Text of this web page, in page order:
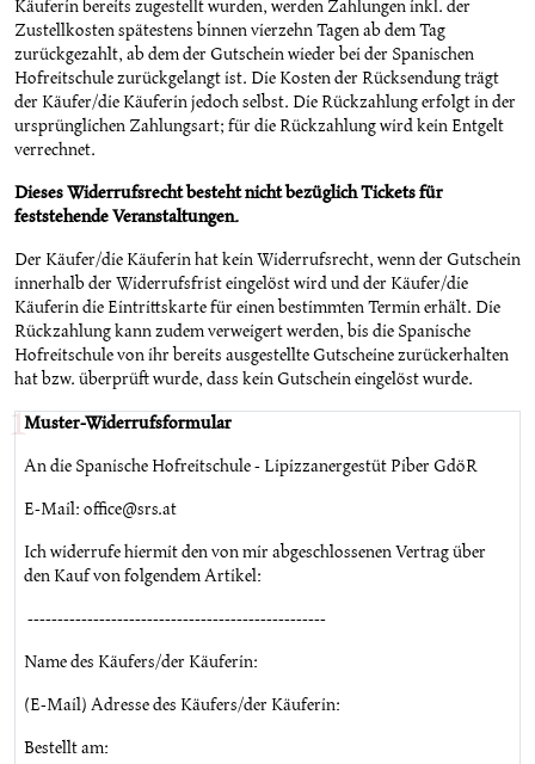
Käuferin bereits zugestellt wurden, werden Zahlungen inkl. der
Zustellkosten spätestens binnen vierzehn Tagen ab dem Tag
zurückgezahlt, ab dem der Gutschein wieder bei der Spanischen
Hofreitschule zurückgelangt ist. Die Kosten der Rücksendung trägt
der Käufer/die Käuferin jedoch selbst. Die Rückzahlung erfolgt in der
ursprünglichen Zahlungsart; für die Rückzahlung wird kein Entgelt
verrechnet.
Dieses Widerrufsrecht besteht nicht bezüglich Tickets für
feststehende Veranstaltungen.
Der Käufer/die Käuferin hat kein Widerrufsrecht, wenn der Gutschein
innerhalb der Widerrufsfrist eingelöst wird und der Käufer/die
Käuferin die Eintrittskarte für einen bestimmten Termin erhält. Die
Rückzahlung kann zudem verweigert werden, bis die Spanische
Hofreitschule von ihr bereits ausgestellte Gutscheine zurückerhalten
hat bzw. überprüft wurde, dass kein Gutschein eingelöst wurde.
Muster-Widerrufsformular
An die Spanische Hofreitschule - Lipizzanergestüt Piber GdöR
E-Mail: office@srs.at
Ich widerrufe hiermit den von mir abgeschlossenen Vertrag über
den Kauf von folgendem Artikel:
--------------------------------------------------
Name des Käufers/der Käuferin:
(E-Mail) Adresse des Käufers/der Käuferin:
Bestellt am: